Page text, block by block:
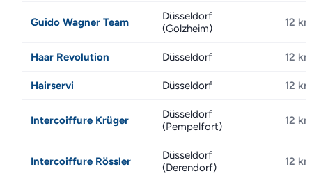
Guido Wagner Team
Düsseldorf
(Golzheim)
12 km
Haar Revolution Düsseldorf 12 km
Hairservi Düsseldorf 12 km
Intercoiffure Krüger
Düsseldorf
(Pempelfort)
12 km
Intercoiffure Rössler
Düsseldorf
(Derendorf)
12 km